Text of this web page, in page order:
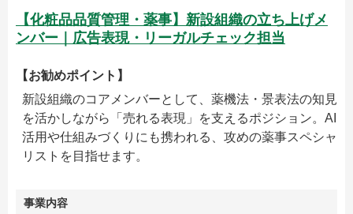
【化粧品品質管理・薬事】新設組織の立ち上げメ
ンバー｜広告表現・リーガルチェック担当
【お勧めポイント】
新設組織のコアメンバーとして、薬機法・景表法の知見
を活かしながら「売れる表現」を支えるポジション。AI
活用や仕組みづくりにも携われる、攻めの薬事スペシャ
リストを目指せます。
事業内容